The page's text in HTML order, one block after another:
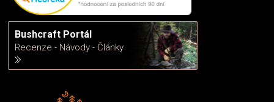
Bushcraft Portál
Recenze - Návody - Články